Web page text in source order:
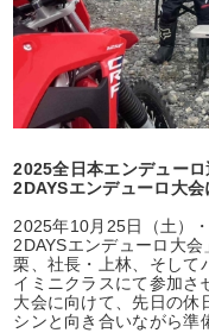
2025全日本エンデュー
2DAYSエンデューロ大会
2025年10月25日（土）
2DAYSエンデューロ大
栗、社長・上林、そして
イミニクラスにて参加さ
大会に向けて、先日の休
シンと向き合いながら準